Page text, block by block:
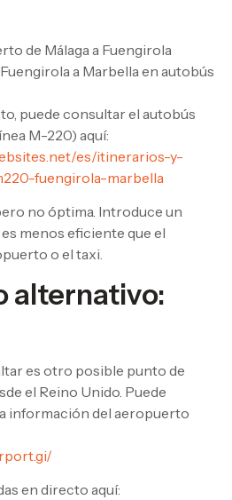
de Málaga a Fuengirola
a Marbella en autobús
puede consultar el autobús
M-220) aquí:
es/itinerarios-y-
fuengirola-marbella
no óptima. Introduce un
menos eficiente que el
o el taxi.
alternativo:
es otro posible punto de
el Reino Unido. Puede
información del aeropuerto
en directo aquí: